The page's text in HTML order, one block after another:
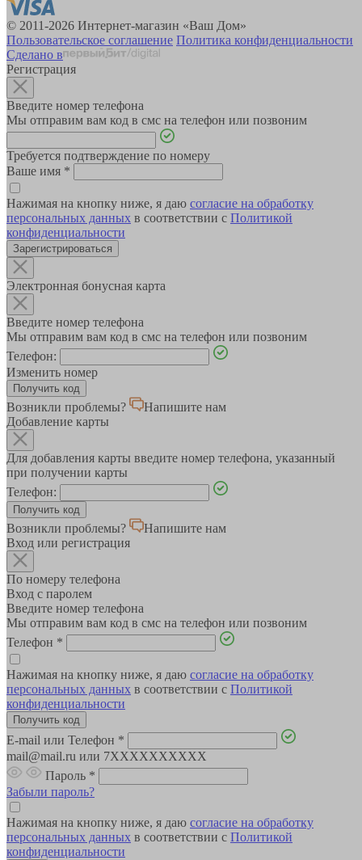
© 2011-2026 Интернет-магазин «Ваш Дом»
Пользовательское соглашение Политика конфиденциальности
Сделано в
Регистрация
Введите номер телефона
Мы отправим вам код в смс на телефон или позвоним
Требуется подтверждение по номеру
Ваше имя *
Нажимая на кнопку ниже, я даю согласие на обработку
персональных данных в соответствии с Политикой
конфиденциальности
Зарегистрироваться
Электронная бонусная карта
Введите номер телефона
Мы отправим вам код в смс на телефон или позвоним
Телефон:
Изменить номер
Возникли проблемы?
Напишите нам
Добавление карты
Для добавления карты введите номер телефона, указанный
при получении карты
Телефон:
Возникли проблемы?
Напишите нам
Вход или регистрация
По номеру телефона
Вход с паролем
Введите номер телефона
Мы отправим вам код в смс на телефон или позвоним
Телефон *
Нажимая на кнопку ниже, я даю согласие на обработку
персональных данных в соответствии с Политикой
конфиденциальности
E-mail или Телефон *
mail@mail.ru или 7XXXXXXXXXX
Пароль *
Забыли пароль?
Нажимая на кнопку ниже, я даю согласие на обработку
персональных данных в соответствии с Политикой
конфиденциальности